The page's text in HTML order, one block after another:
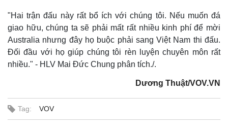
Cuộc sống đó đây
Hồ sơ
Ảnh
E-Magazine
Infographic
"Hai trận đấu này rất bổ ích với chúng tôi. Nếu muốn đá
giao hữu, chúng ta sẽ phải mất rất nhiều kinh phí để mời
Australia nhưng đây họ buộc phải sang Việt Nam thi đấu.
Đối đầu với họ giúp chúng tôi rèn luyện chuyên môn rất
nhiều." - HLV Mai Đức Chung phân tích./.
Dương Thuật/VOV.VN
Tag: VOV